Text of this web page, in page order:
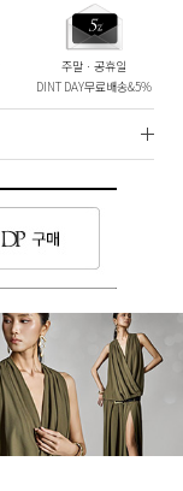
주말ㆍ공휴일
DINT DAY무료배송&5%